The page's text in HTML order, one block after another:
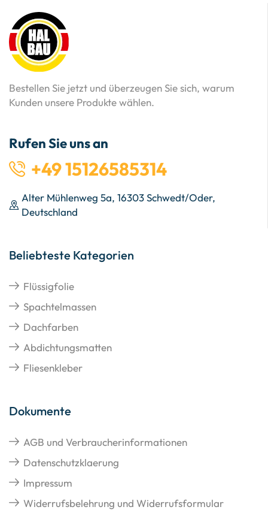
Bestellen Sie jetzt und überzeugen Sie sich, warum
Kunden unsere Produkte wählen.
Rufen Sie uns an
+49 15126585314
Alter Mühlenweg 5a, 16303 Schwedt/Oder,
Deutschland
Beliebteste Kategorien
Flüssigfolie
Spachtelmassen
Dachfarben
Abdichtungsmatten
Fliesenkleber
Dokumente
AGB und Verbraucherinformationen
Datenschutzklaerung
Impressum
Widerrufsbelehrung und Widerrufsformular